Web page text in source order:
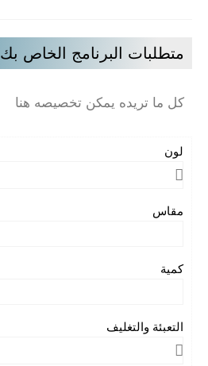
متطلبات البرنامج الخاص بك
كل ما تريده يمكن تخصيصه هنا
لون
مقاس
كمية
التعبئة والتغليف